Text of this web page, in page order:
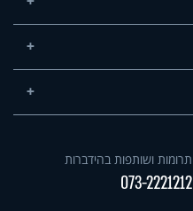
תרומות ושותפות בהידברות
073-2221212